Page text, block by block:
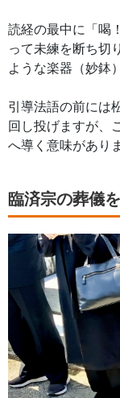
読経の最中に「喝
って未練を断ち切
ような楽器（妙鉢
引導法語の前には
回し投げますが、
へ導く意味があり
臨済宗の葬儀